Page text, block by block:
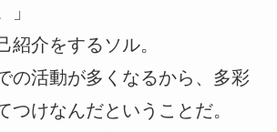
」
紹介をするソル。
の活動が多くなるから、多彩
つけなんだということだ。